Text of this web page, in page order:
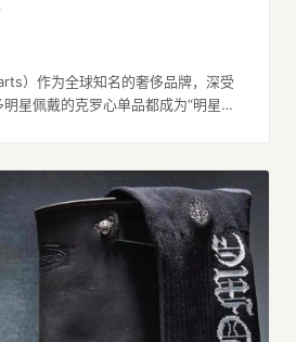
）作为全球知名的奢侈品牌，深受
星佩戴的克罗心单品都成为“明星同